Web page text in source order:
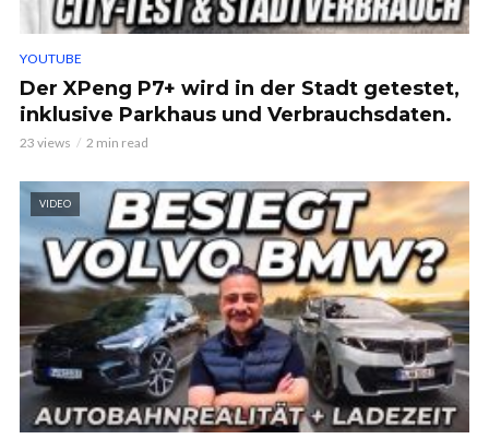
YOUTUBE
Der XPeng P7+ wird in der Stadt getestet,
inklusive Parkhaus und Verbrauchsdaten.
23 views 2 min read
VIDEO